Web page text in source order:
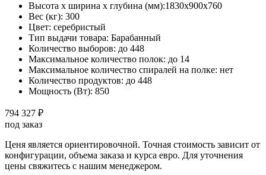
Высота х ширина х глубина (мм):1830х900х760
Вес (кг): 300
Цвет: серебристый
Тип выдачи товара: Барабанный
Количество выборов: до 448
Максимальное количество полок: до 14
Максимальное количество спиралей на полке: нет
Количество продуктов: до 448
Мощность (Вт): 850
794 327 ₽
под заказ
Ценя является ориентировочной. Точная стоимость зависит от
конфигурации, объема заказа и курса евро. Для уточнения
цены свяжитесь с нашим менеджером.